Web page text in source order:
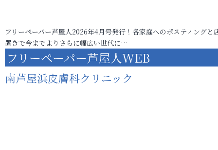
フリーペーパー芦屋人2026年4月号発行！各家庭へのポスティングと
置きで今までよりさらに幅広い世代に…
フリーペーパー芦屋人WEB
南芦屋浜皮膚科クリニック